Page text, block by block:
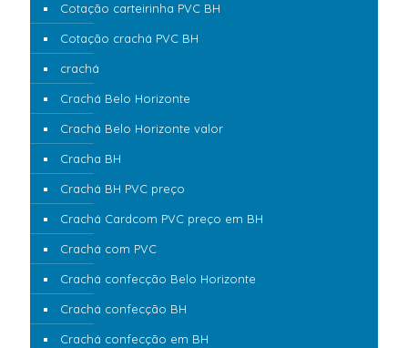
Cotação carteirinha PVC BH
Cotação crachá PVC BH
crachá
Crachá Belo Horizonte
Crachá Belo Horizonte valor
Cracha BH
Crachá BH PVC preço
Crachá Cardcom PVC preço em BH
Crachá com PVC
Crachá confecção Belo Horizonte
Crachá confecção BH
Crachá confecção em BH